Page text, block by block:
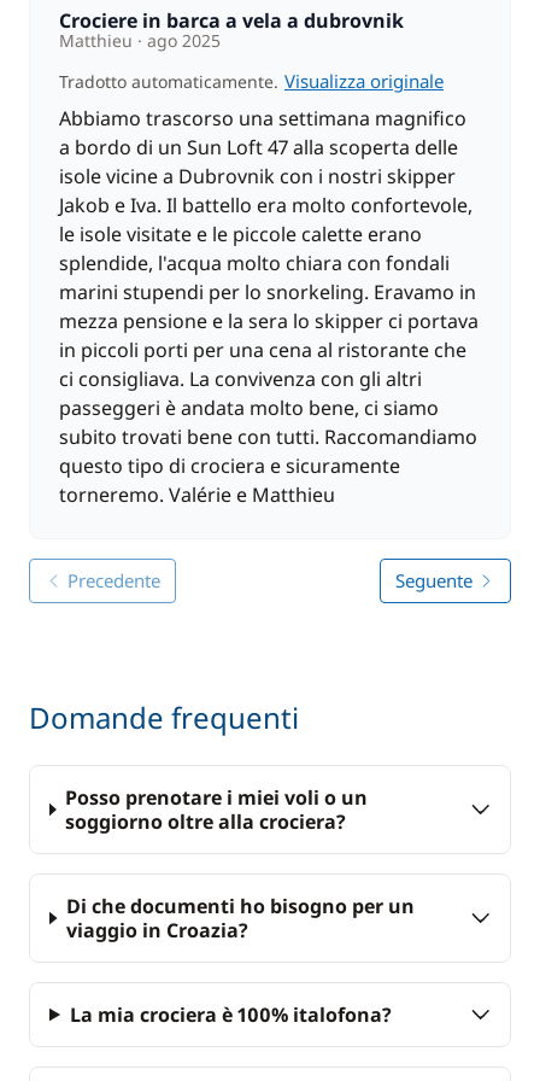
ammirate i paesaggi, uno più bello dell'altro. È in
questo scenario da cartolina che pranzerete prima
di dirigervi verso il centro storico di Dubrovnik. Una
volta arrivati, passeggiate lungo le mura o
sorseggiate un drink guardando il mare. Cena in
città.
GIORNO 8 : Dubrovnik
Lo sbarco è previsto dopo la colazione, intorno alle
9:00.
IMPORTANTE :
• Le cene dei giorni 2, 3 e 5 (non incluse nella mezza
pensione) si svolgeranno in ristoranti specifici,
poiché la barca sarà attraccata direttamente al loro
molo. Non sarà quindi possibile cenare altrove in
queste tappe.
Crociere in barca a vela a dubrovnik
Matthieu
ago 2025
Tradotto automaticamente. Visualizza originale
Abbiamo trascorso una settimana magnifico
a bordo di un Sun Loft 47 alla scoperta delle
isole vicine a Dubrovnik con i nostri skipper
Jakob e Iva. Il battello era molto confortevole,
le isole visitate e le piccole calette erano
splendide, l'acqua molto chiara con fondali
marini stupendi per lo snorkeling. Eravamo in
mezza pensione e la sera lo skipper ci portava
in piccoli porti per una cena al ristorante che
ci consigliava. La convivenza con gli altri
passeggeri è andata molto bene, ci siamo
subito trovati bene con tutti. Raccomandiamo
questo tipo di crociera e sicuramente
torneremo. Valérie e Matthieu
Precedente Seguente
Domande frequenti
Posso prenotare i miei voli o un
soggiorno oltre alla crociera?
Di che documenti ho bisogno per un
viaggio in Croazia?
La mia crociera è 100% italofona?